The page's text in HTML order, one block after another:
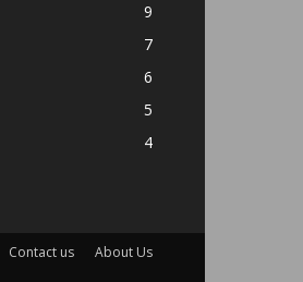
9
7
6
5
4
Contact us About Us